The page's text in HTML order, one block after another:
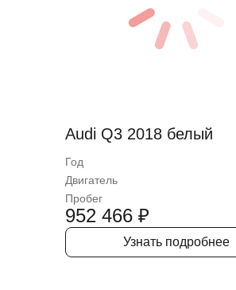
Audi Q3 2018 белый
Год
Двигатель
Пробег
952 466 ₽
Узнать подробнее